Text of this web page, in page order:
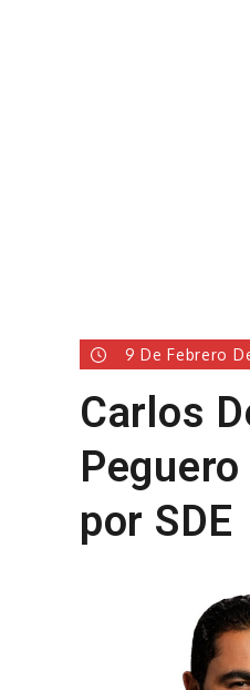
9 De Febrero
Carlos
por SDE